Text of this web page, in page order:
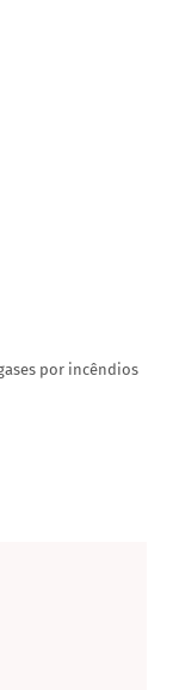
por incêndios